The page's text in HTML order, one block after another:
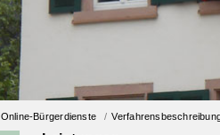
Online-Bürgerdienste /